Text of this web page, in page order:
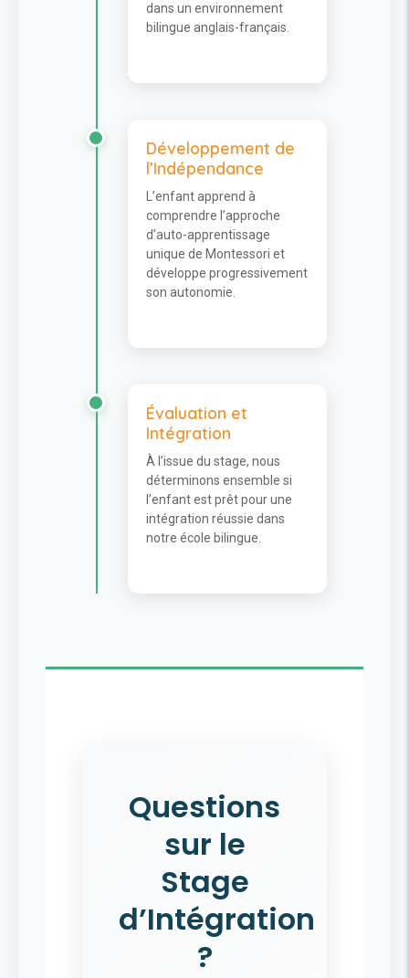
dans un environnement
bilingue anglais-français.
Développement de
l’Indépendance
L’enfant apprend à
comprendre l’approche
d’auto-apprentissage
unique de Montessori et
développe progressivement
son autonomie.
Évaluation et
Intégration
À l’issue du stage, nous
déterminons ensemble si
l’enfant est prêt pour une
intégration réussie dans
notre école bilingue.
Questions
sur le
Stage
d’Intégration
?